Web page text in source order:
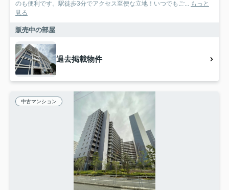
のも便利です。駅徒歩3分でアクセス至便な立地！いつでもご... もっと
見る
販売中の部屋
過去掲載物件
中古マンション